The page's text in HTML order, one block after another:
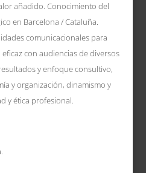
añadido. Conocimiento del
en Barcelona / Cataluña.
comunicacionales para
con audiencias de diversos
y enfoque consultivo,
y organización, dinamismo y
y ética profesional.